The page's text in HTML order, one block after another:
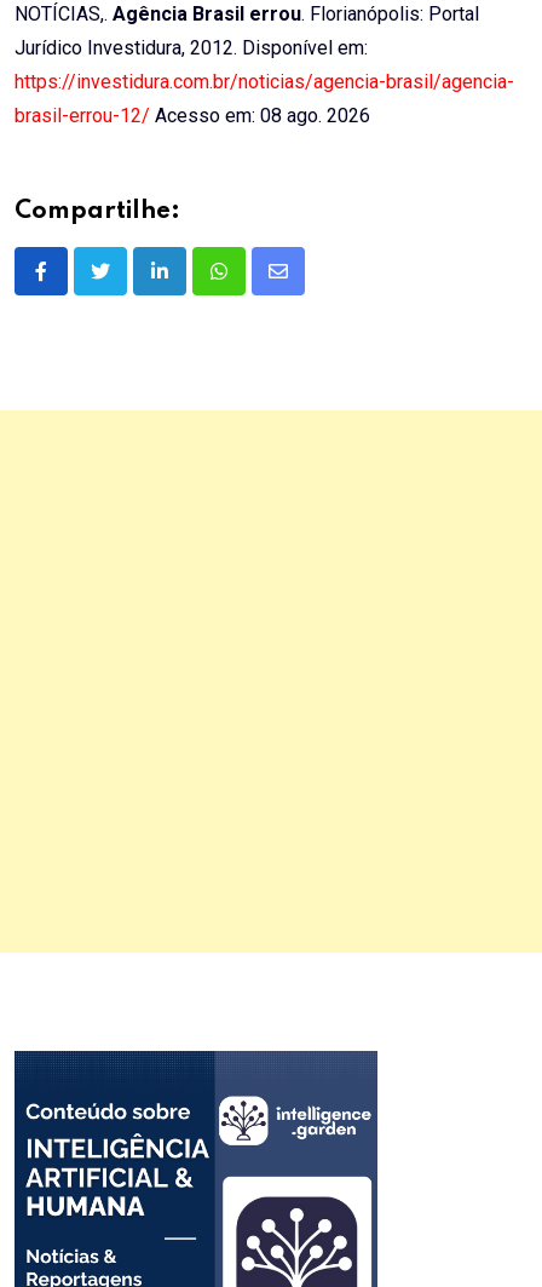
NOTÍCIAS,. Agência Brasil errou. Florianópolis: Portal
Jurídico Investidura, 2012. Disponível em:
https://investidura.com.br/noticias/agencia-brasil/agencia-
brasil-errou-12/ Acesso em: 08 ago. 2026
Compartilhe:
LinkedInWhatsappShare